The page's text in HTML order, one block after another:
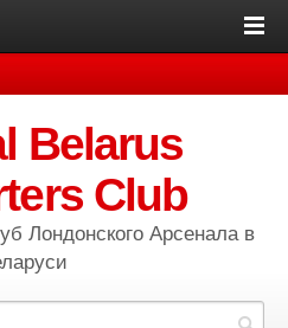
Belarus
Club
Лондонского Арсенала в